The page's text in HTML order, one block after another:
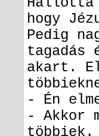
hogy
Pedig
tagadás
akart.
- Én
- Akkor
többiek.